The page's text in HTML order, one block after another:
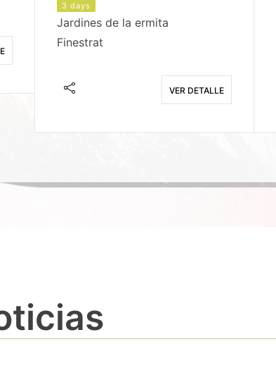
3 days
Jardines de la ermita
Finestrat
VER DETALLE